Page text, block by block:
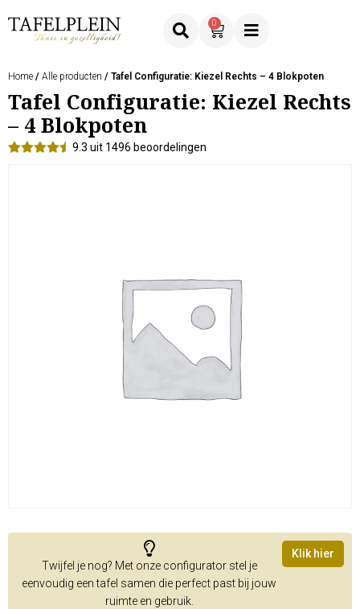
0
Home / Alle producten / Tafel Configuratie: Kiezel Rechts – 4 Blokpoten
Tafel Configuratie: Kiezel Rechts
– 4 Blokpoten
9.3 uit 1496 beoordelingen
Twijfel je nog? Met onze configurator stel je
eenvoudig een tafel samen die perfect past bij jouw
ruimte en gebruik.
Klik hier